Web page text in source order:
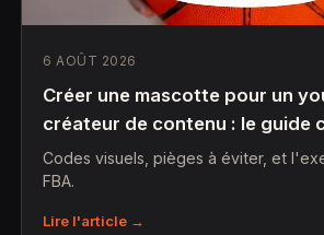
6 AOÛT 2026
Créer une mascotte pour un
créateur de contenu : le guide
Codes visuels, pièges à éviter, et
FBA.
Lire l'article →